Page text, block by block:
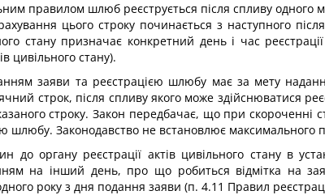
правилом шлюб реєструється після спливу
цього строку починається з наступного
стану призначає конкретний день і час
цивільного стану).
заяви та реєстрацією шлюбу має за мету
строк, після спливу якого може здійснюватися
строку. Закон передбачає, що при скороченні
шлюбу. Законодавство не встановлює максимального
органу реєстрації актів цивільного стану в
на інший день, про що робиться відмітка на
року з дня подання заяви (п. 4.11 Правил